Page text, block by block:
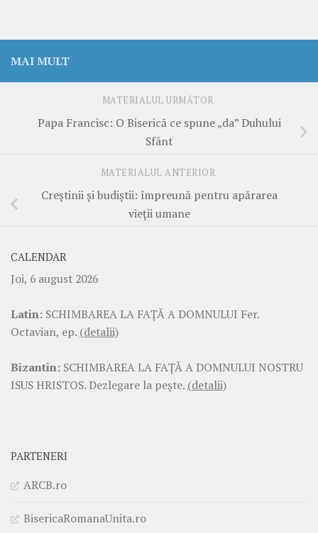
MAI MULT
MATERIALUL URMĂTOR
Papa Francisc: O Biserică ce spune „da” Duhului
Sfânt
MATERIALUL ANTERIOR
Creştinii şi budiştii: împreună pentru apărarea
vieţii umane
CALENDAR
Joi, 6 august 2026
Latin: SCHIMBAREA LA FAŢĂ A DOMNULUI Fer.
Octavian, ep. (detalii)
Bizantin: SCHIMBAREA LA FAŢĂ A DOMNULUI NOSTRU
ISUS HRISTOS. Dezlegare la pește. (detalii)
PARTENERI
ARCB.ro
BisericaRomanaUnita.ro